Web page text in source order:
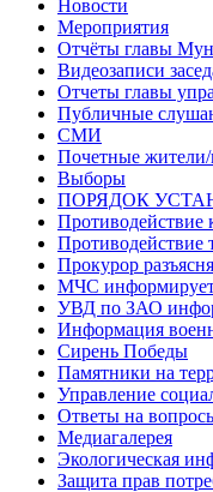
Новости
Мероприятия
Отчёты главы
Видеозаписи
Отчеты главы
Публичные
СМИ
Почетные жители/
Выборы
ПОРЯДОК
Противодействие
Противодействие
Прокурор
МЧС
УВД по ЗАО
Информация
Сирень Победы
Памятники на
Управление
Ответы на
Медиагалерея
Экологическая
Защита прав